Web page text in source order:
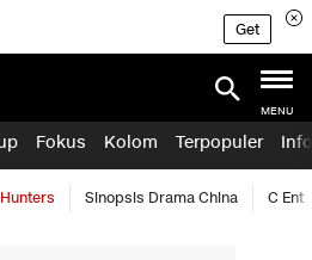
Get
MENU
Fokus Kolom Terpopuler
Sinopsis Drama China C Ent